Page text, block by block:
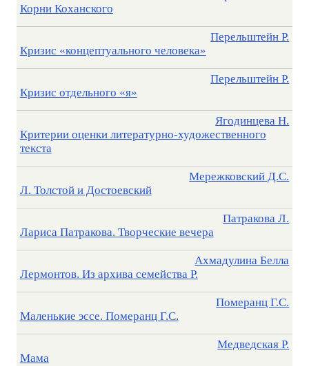
Корни Коханского
Кризис «концептуального человека»
Перельштейн Р.
Кризис отдельного «я»
Перельштейн Р.
Критерии оценки литературно-художественного
текста
Ягодинцева Н.
Л. Толстой и Достоевский
Мережковский Д.C.
Лариса Патракова. Творческие вечера
Патракова Л.
Лермонтов. Из архива семейства Р.
Ахмадулина Белла
Маленькие эссе. Померанц Г.С.
Померанц Г.С.
Мама
Медведская Р.